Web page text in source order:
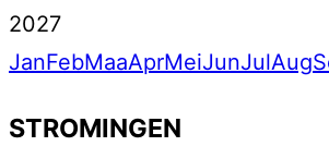
2027
JanFebMaaAprMeiJunJulAug
STROMINGEN